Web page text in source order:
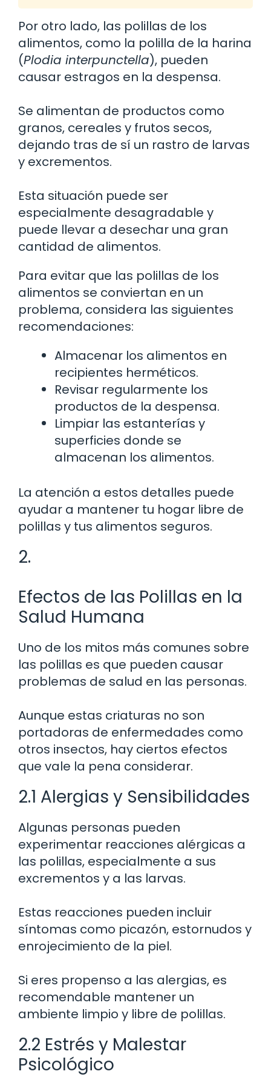
Por otro lado, las polillas de los
alimentos, como la polilla de la harina
(Plodia interpunctella), pueden
causar estragos en la despensa.
Se alimentan de productos como
granos, cereales y frutos secos,
dejando tras de sí un rastro de larvas
y excrementos.
Esta situación puede ser
especialmente desagradable y
puede llevar a desechar una gran
cantidad de alimentos.
Para evitar que las polillas de los
alimentos se conviertan en un
problema, considera las siguientes
recomendaciones:
Almacenar los alimentos en
recipientes herméticos.
Revisar regularmente los
productos de la despensa.
Limpiar las estanterías y
superficies donde se
almacenan los alimentos.
La atención a estos detalles puede
ayudar a mantener tu hogar libre de
polillas y tus alimentos seguros.
2.
Efectos de las Polillas en la
Salud Humana
Uno de los mitos más comunes sobre
las polillas es que pueden causar
problemas de salud en las personas.
Aunque estas criaturas no son
portadoras de enfermedades como
otros insectos, hay ciertos efectos
que vale la pena considerar.
2.1 Alergias y Sensibilidades
Algunas personas pueden
experimentar reacciones alérgicas a
las polillas, especialmente a sus
excrementos y a las larvas.
Estas reacciones pueden incluir
síntomas como picazón, estornudos y
enrojecimiento de la piel.
Si eres propenso a las alergias, es
recomendable mantener un
ambiente limpio y libre de polillas.
2.2 Estrés y Malestar
Psicológico